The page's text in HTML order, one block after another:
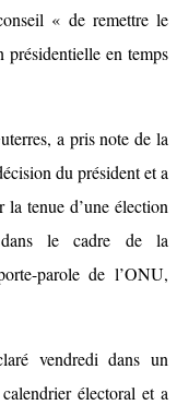
« de remettre le
en temps
a pris note de la
du président et a
la tenue d’une élection
dans le cadre de la
parole de l’ONU,
vendredi dans un
électoral et a